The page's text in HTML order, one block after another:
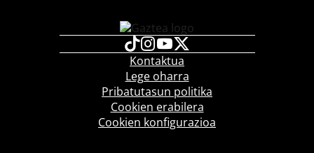
Kontaktua
Lege oharra
Pribatutasun politika
Cookien erabilera
Cookien konfigurazioa